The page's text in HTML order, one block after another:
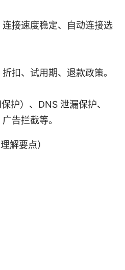
接速度稳定、自动连接选
扣、试用期、退款政策。
护）、DNS 泄漏保护、
告拦截等。
解要点）